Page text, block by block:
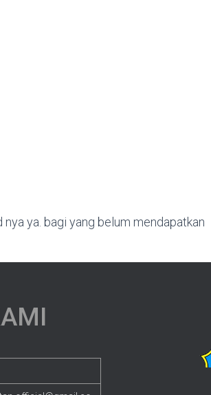
ya. bagi yang belum mendapatkan